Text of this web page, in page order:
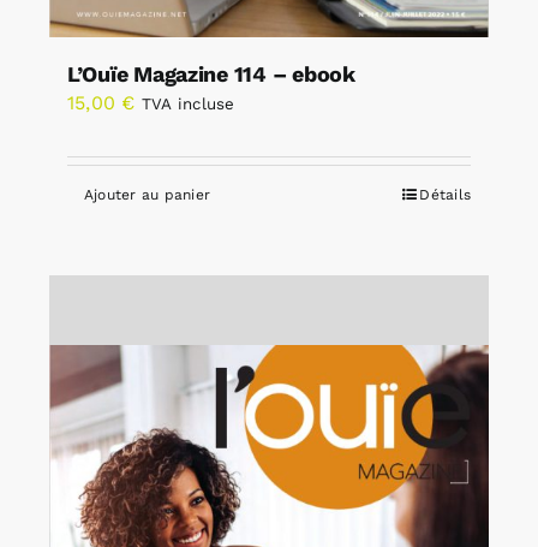
L’Ouïe Magazine 114 – ebook
15,00 € TVA incluse
Ajouter au panier Détails